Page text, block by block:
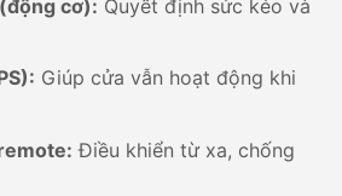
cơ): Quyết định sức kéo và
Giúp cửa vẫn hoạt động khi
Điều khiển từ xa, chống